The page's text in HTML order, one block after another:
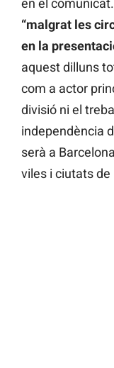
en el
“malgrat les
en la
aquest dilluns
com a actor
divisió ni el
independència
serà a
viles i ciutats de